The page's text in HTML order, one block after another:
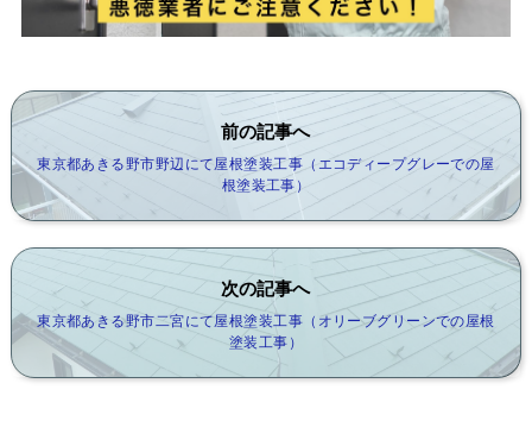
前の記事へ
東京都あきる野市野辺にて屋根塗装工事（エコディープグレーでの屋
根塗装工事）
次の記事へ
東京都あきる野市二宮にて屋根塗装工事（オリーブグリーンでの屋根
塗装工事）